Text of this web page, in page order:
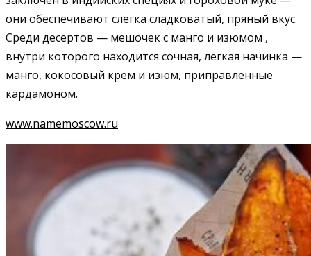
они обеспечивают слегка сладковатый, пряный вкус.
Среди десертов — мешочек с манго и изюмом ,
внутри которого находится сочная, легкая начинка —
манго, кокосовый крем и изюм, приправленные
кардамоном.
www.namemoscow.ru